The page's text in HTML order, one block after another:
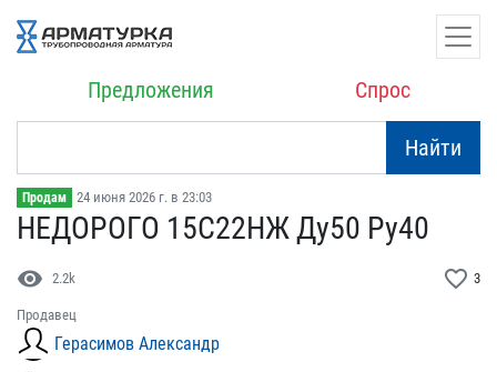
Предложения Спрос
Найти
Продам 24 июня 2026 г. в 23:03
НЕДОРОГО 15С22НЖ Ду50​ Ру40
visibility 2.2k favorite_border 3
Продавец
Герасимов Александр